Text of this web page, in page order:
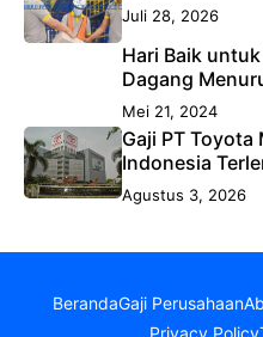
Juli 28, 2026
Hari Baik
Dagang
Mei 21, 2024
Gaji PT
Indonesia
Agustus 3, 2026
BerandaGaji Perusahaan
Privacy Policy